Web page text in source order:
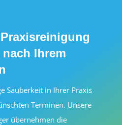
Ihrem
Sauberkeit in Ihrer Praxis
Terminen. Unsere
übernehmen die